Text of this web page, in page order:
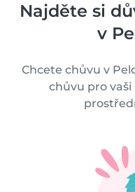
Najděte si
v
Chcete chůvu v
chůvu pro